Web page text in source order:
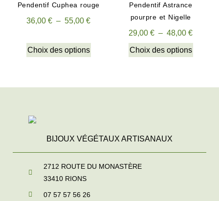
Pendentif Cuphea rouge
36,00 € – 55,00 €
Choix des options
Pendentif Astrance
pourpre et Nigelle
29,00 € – 48,00 €
Choix des options
BIJOUX VÉGÉTAUX ARTISANAUX
2712 ROUTE DU MONASTÈRE
33410 RIONS
07 57 57 56 26